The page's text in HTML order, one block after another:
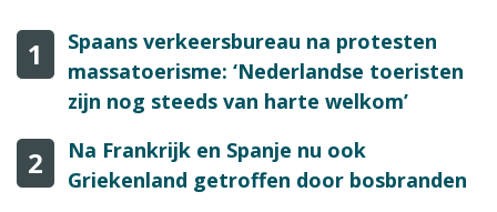
1
Spaans verkeersbureau na protesten
massatoerisme: ‘Nederlandse toeristen
zijn nog steeds van harte welkom’
2
Na Frankrijk en Spanje nu ook
Griekenland getroffen door bosbranden